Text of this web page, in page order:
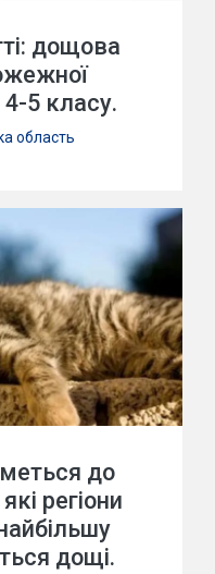
дощова
4-5 класу.
область
до
регіони
дощі.